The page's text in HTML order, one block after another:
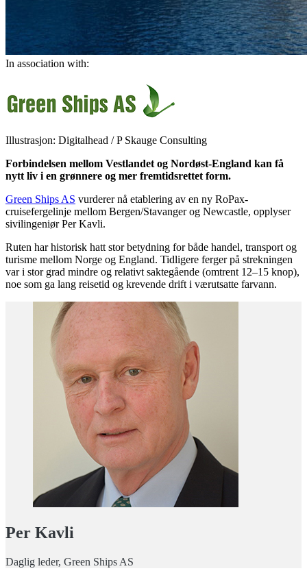
In association with:
Illustrasjon: Digitalhead / P Skauge Consulting
Forbindelsen mellom Vestlandet og Nordøst-England kan få
nytt liv i en grønnere og mer fremtidsrettet form.
Green Ships AS vurderer nå etablering av en ny RoPax-
cruisefergelinje mellom Bergen/Stavanger og Newcastle, opplyser
sivilingeniør Per Kavli.
Ruten har historisk hatt stor betydning for både handel, transport og
turisme mellom Norge og England. Tidligere ferger på strekningen
var i stor grad mindre og relativt saktegående (omtrent 12–15 knop),
noe som ga lang reisetid og krevende drift i værutsatte farvann.
Per Kavli
Daglig leder, Green Ships AS